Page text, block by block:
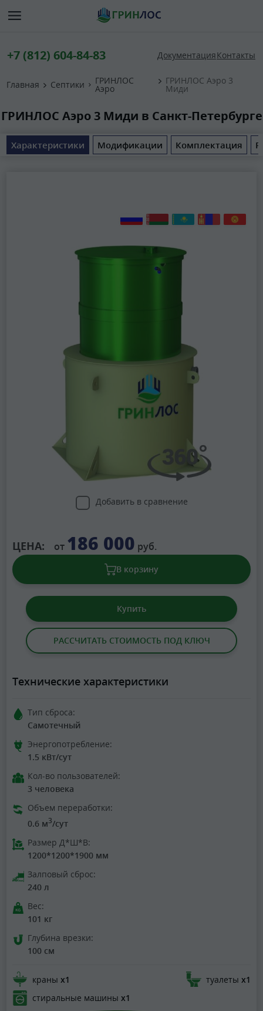
+7 (812) 604-84-83 ДокументацияКонтакты
Главная Септики ГРИНЛОС
Аэро
ГРИНЛОС Аэро 3
Миди
ГРИНЛОС Аэро 3 Миди в Санкт-Петербурге
Характеристики Модификации Комплектация
Добавить в сравнение
ЦЕНА: от 186 000 руб.
В корзину
Купить
РАССЧИТАТЬ СТОИМОСТЬ ПОД КЛЮЧ
Технические характеристики
Тип сброса:
Самотечный
Энергопотребление:
1.5 кВт/сут
Кол-во пользователей:
3 человека
Объем переработки:
0.6 м3/сут
Размер Д*Ш*В:
1200*1200*1900 мм
Залповый сброс:
240 л
Вес:
101 кг
Глубина врезки:
100 см
краны х1 туалеты х1
стиральные машины х1